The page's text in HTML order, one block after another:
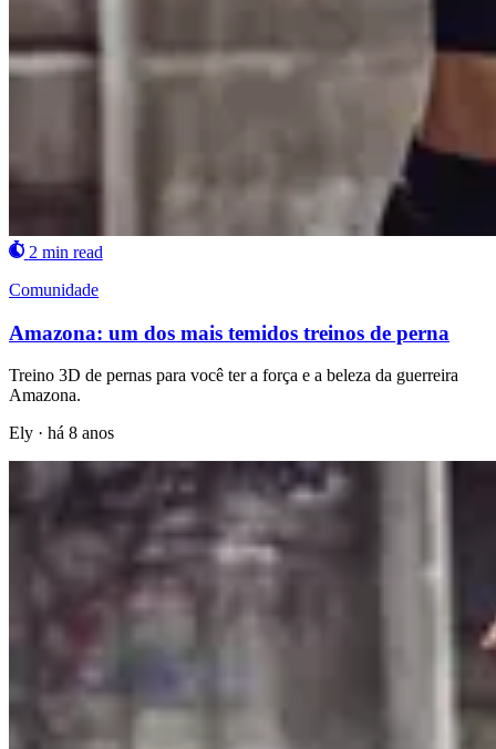
2 min read
Comunidade
Amazona: um dos mais temidos treinos de perna
Treino 3D de pernas para você ter a força e a beleza da guerreira
Amazona.
Ely · há 8 anos